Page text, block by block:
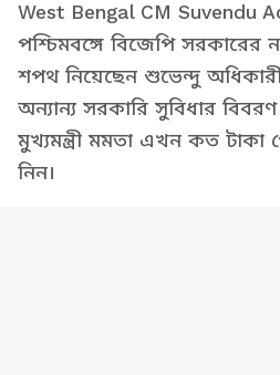
West Bengal CM Suvendu
পশ্চিমবঙ্গে বিজেপি সরকারের
শপথ নিয়েছেন শুভেন্দু
অন্যান্য সরকারি সুবিধার বিবরণ
মুখ্যমন্ত্রী মমতা এখন কত টাকা
নিন।